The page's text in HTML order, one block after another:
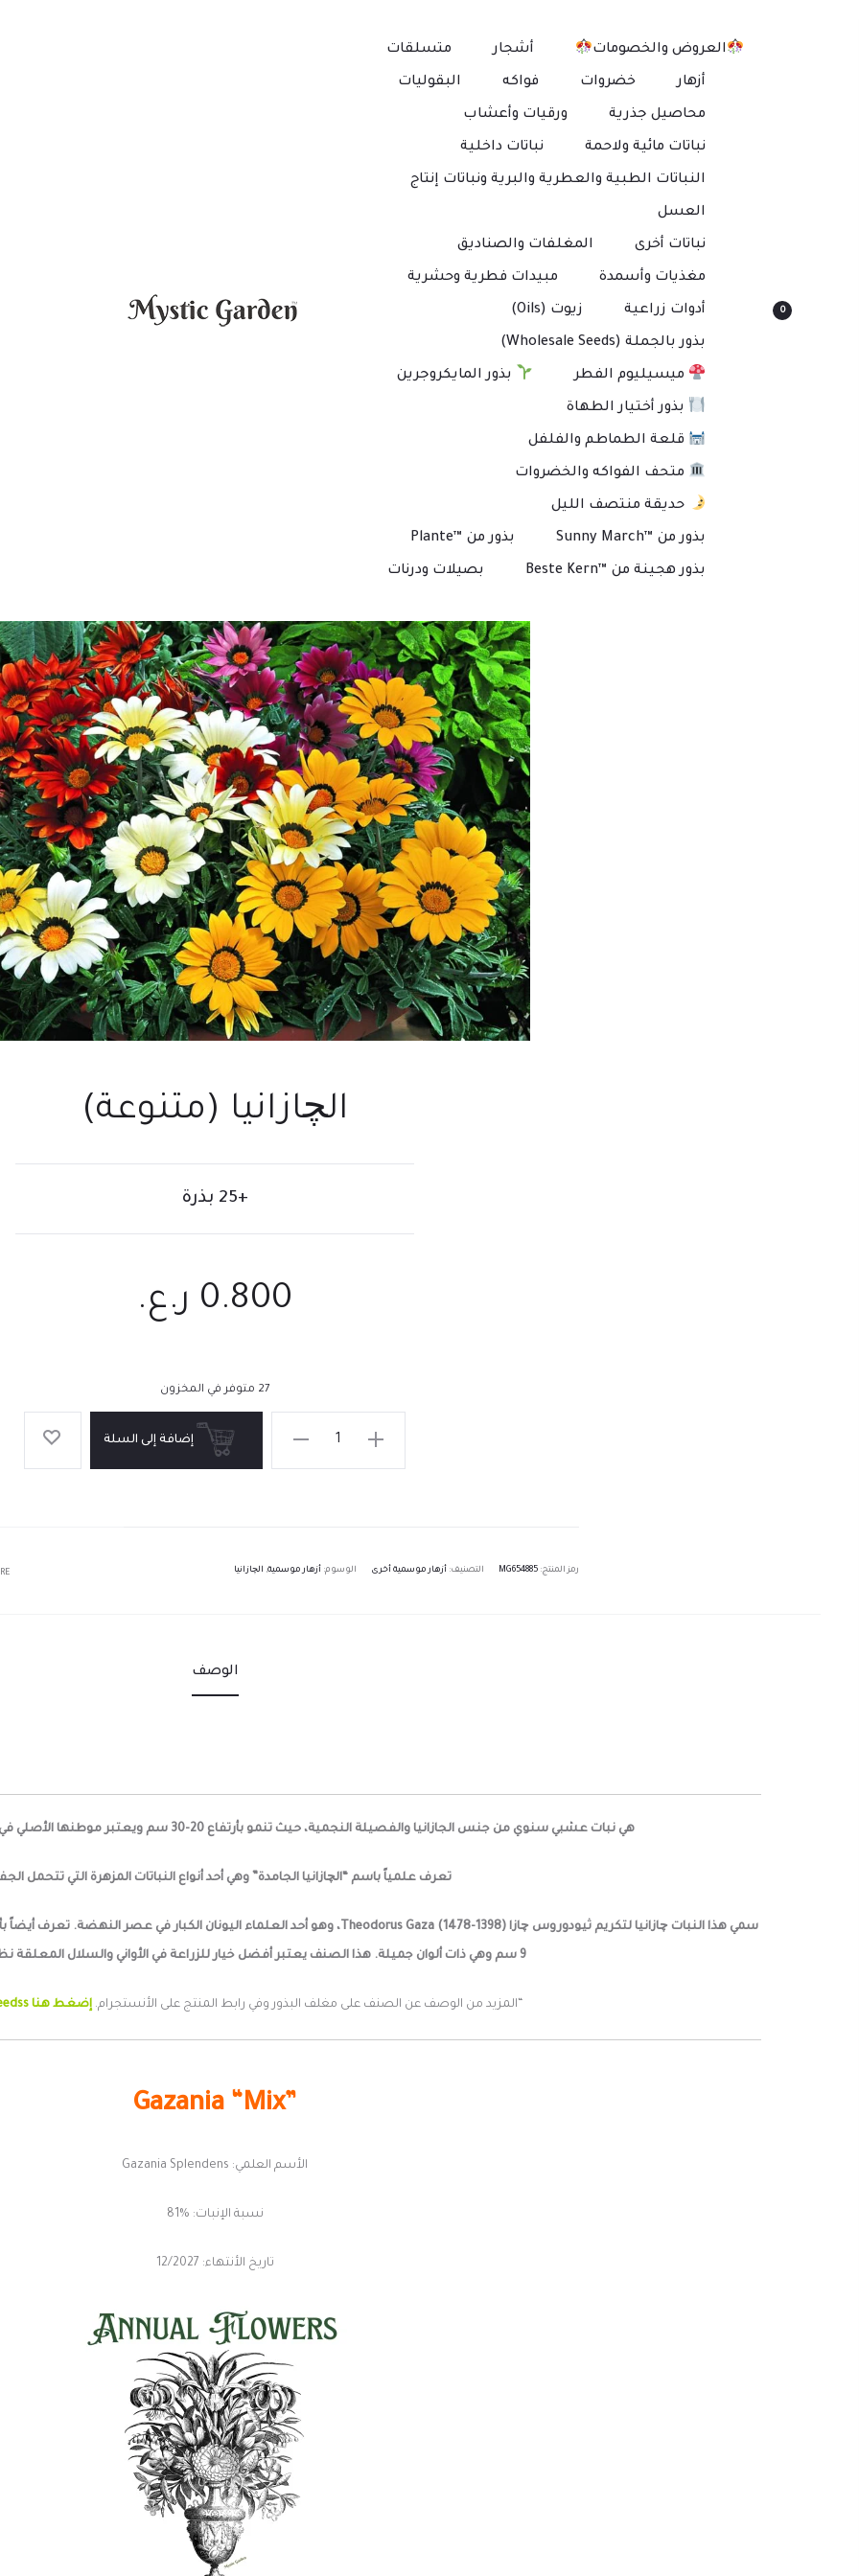
0
العروض والخصومات أشجار متسلقات
أزهار خضروات فواكه البقوليات
محاصيل جذرية ورقيات وأعشاب
نباتات مائية ولاحمة نباتات داخلية
النباتات الطبية والعطرية والبرية ونباتات إنتاج
العسل
نباتات أخرى المغلفات والصناديق
مغذيات وأسمدة مبيدات فطرية وحشرية
أدوات زراعية زيوت (Oils)
بذور بالجملة (Wholesale Seeds)
ميسيليوم الفطر بذور المايكروجرين
بذور أختيار الطهاة
قلعة الطماطم والفلفل
متحف الفواكه والخضروات
حديقة منتصف الليل
بذور من ™Sunny March بذور من ™Plante
بذور هجينة من ™Beste Kern بصيلات ودرنات
الچازانيا (متنوعة)
+25 بذرة
0.800 ر.ع.
27 متوفر في المخزون
رمز المنتج: MG654885 التصنيف: أزهار موسمية أخرى الوسوم: أزهار موسمية, الچازانيا
الوصف
هي نبات عشبي سنوي من جنس الجازانيا والفصيلة النجمية، حيث تنمو بأرتفاع 20-30 سم ويعتبر موطنها الأصلي في المناطق الساحلية في جنوب إفريقيا.
تعرف علمياً باسم “الچازانيا الجامدة” وهي أحد أنواع النباتات المزهرة التي تتحمل
9 سم وهي ذات ألوان جميلة. هذا الصنف يعتبر أفضل خيار للزراعة في الأواني والسلال المعلقة نظراً لحجمه القزمي.
“المزيد من الوصف عن الصنف على مغلف البذور وفي رابط المنتج على الأنستجرام. إضغط هنا mysticgardenseedss
Gazania “Mix”
الأسم العلمي: Gazania Splendens
نسبة الإنبات: %81
تاريخ الأنتهاء: 12/2027